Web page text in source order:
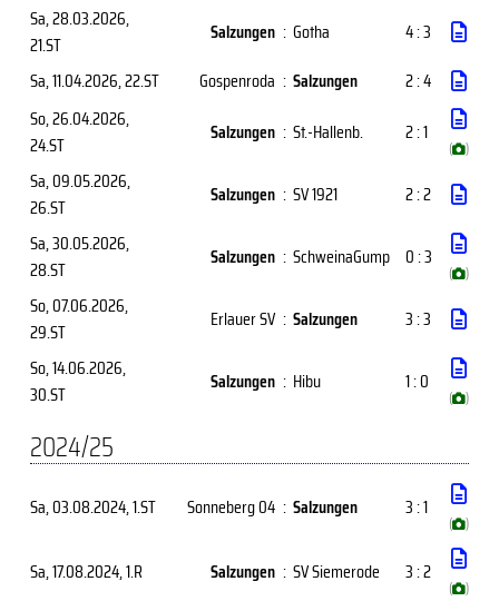
Sa, 28.03.2026,
21.ST
Salzungen : Gotha
4 : 3
Sa, 11.04.2026, 22.ST Gospenroda : Salzungen
2 : 4
So, 26.04.2026,
24.ST
Salzungen : St.-Hallenb. 2 : 1
( )
Sa, 09.05.2026,
26.ST
Salzungen : SV 1921
2 : 2
Sa, 30.05.2026,
28.ST
Salzungen : SchweinaGump 0 : 3
( )
So, 07.06.2026,
29.ST
Erlauer SV : Salzungen
3 : 3
So, 14.06.2026,
30.ST
Salzungen : Hibu 1 : 0
( )
2024/25
Sa, 03.08.2024, 1.ST Sonneberg 04 : Salzungen 3 : 1
( )
Sa, 17.08.2024, 1.R Salzungen : SV Siemerode 3 : 2
( )